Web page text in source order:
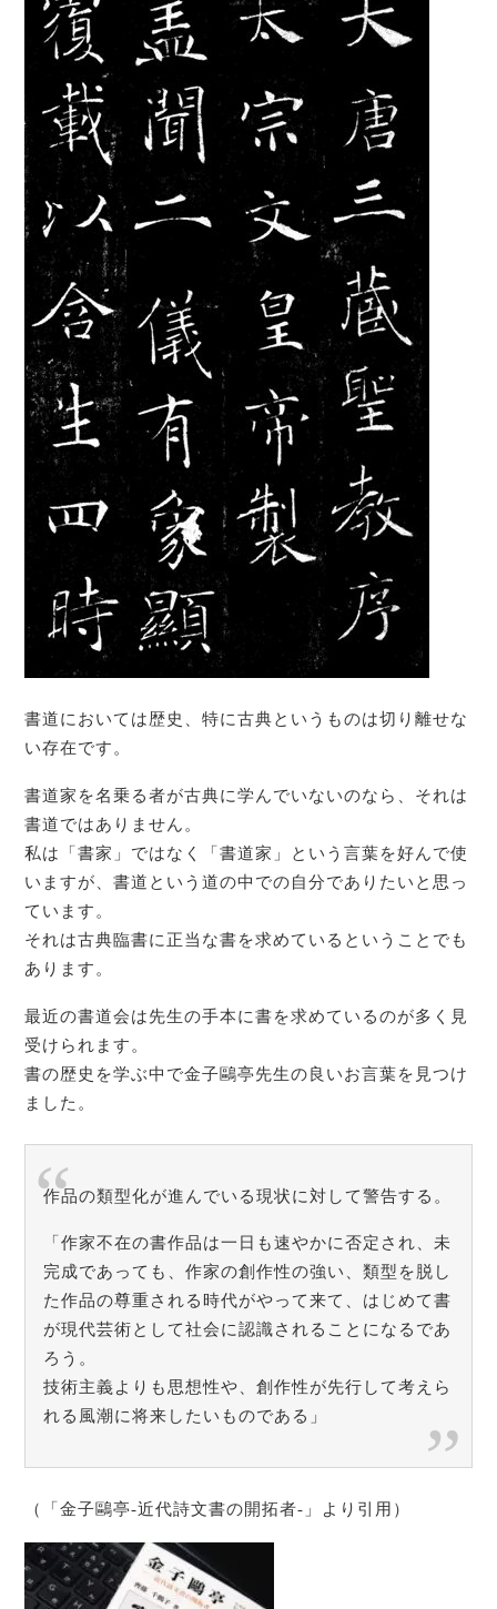
書道においては歴史、特に古典というものは切り離せな
い存在です。
書道家を名乗る者が古典に学んでいないのなら、それは
書道ではありません。
私は「書家」ではなく「書道家」という言葉を好んで使
いますが、書道という道の中での自分でありたいと思っ
ています。
それは古典臨書に正当な書を求めているということでも
あります。
最近の書道会は先生の手本に書を求めているのが多く見
受けられます。
書の歴史を学ぶ中で金子鷗亭先生の良いお言葉を見つけ
ました。
作品の類型化が進んでいる現状に対して警告する。
「作家不在の書作品は一日も速やかに否定され、未
完成であっても、作家の創作性の強い、類型を脱し
た作品の尊重される時代がやって来て、はじめて書
が現代芸術として社会に認識されることになるであ
ろう。
技術主義よりも思想性や、創作性が先行して考えら
れる風潮に将来したいものである」
（「金子鷗亭-近代詩文書の開拓者-」より引用）